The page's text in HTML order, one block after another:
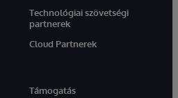
Technológiai szövetségi
partnerek
Cloud Partnerek
Támogatás